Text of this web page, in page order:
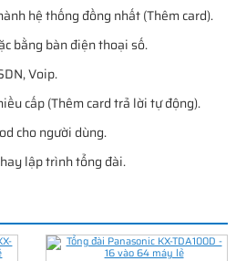
hệ thống đồng nhất (Thêm card).
bằng bàn điện thoại số.
Voip.
cấp (Thêm card trả lời tự động).
cho người dùng.
lập trình tổng đài.